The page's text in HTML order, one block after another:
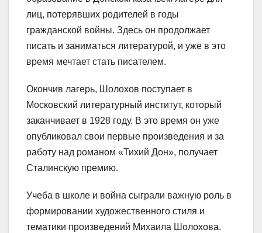
лиц, потерявших родителей в годы
гражданской войны. Здесь он продолжает
писать и заниматься литературой, и уже в это
время мечтает стать писателем.
Окончив лагерь, Шолохов поступает в
Московский литературный институт, который
заканчивает в 1928 году. В это время он уже
опубликовал свои первые произведения и за
работу над романом «Тихий Дон», получает
Сталинскую премию.
Учеба в школе и война сыграли важную роль в
формировании художественного стиля и
тематики произведений Михаила Шолохова.